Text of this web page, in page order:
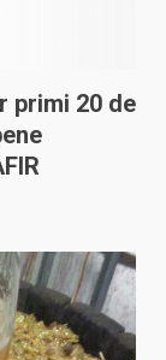
primi 20 de